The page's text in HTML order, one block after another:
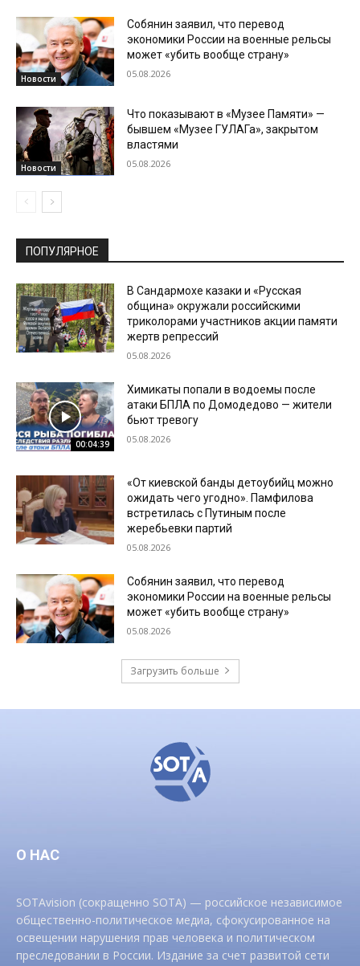
Новости
Собянин заявил, что перевод
экономики России на военные рельсы
может «убить вообще страну»
05.08.2026
Новости
Что показывают в «Музее Памяти» —
бывшем «Музее ГУЛАГа», закрытом
властями
05.08.2026
ПОПУЛЯРНОЕ
В Сандармохе казаки и «Русская
община» окружали российскими
триколорами участников акции памяти
жертв репрессий
05.08.2026
00:04:39
Химикаты попали в водоемы после
атаки БПЛА по Домодедово — жители
бьют тревогу
05.08.2026
«От киевской банды детоубийц можно
ожидать чего угодно». Памфилова
встретилась с Путиным после
жеребьевки партий
05.08.2026
Собянин заявил, что перевод
экономики России на военные рельсы
может «убить вообще страну»
05.08.2026
Загрузить больше
О НАС
SOTAvision (сокращенно SOTA) — российское независимое
общественно-политическое медиа, сфокусированное на
освещении нарушения прав человека и политическом
преследовании в России. Издание за счет развитой сети